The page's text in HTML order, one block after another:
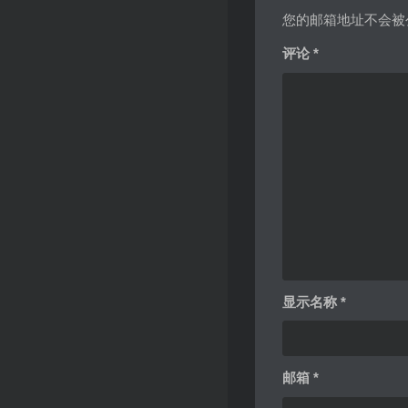
您的邮箱地址不会被
评论 *
显示名称 *
邮箱 *